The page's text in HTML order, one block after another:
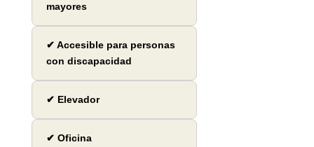
mayores
✔ Accesible para personas
con discapacidad
✔ Elevador
✔ Oficina